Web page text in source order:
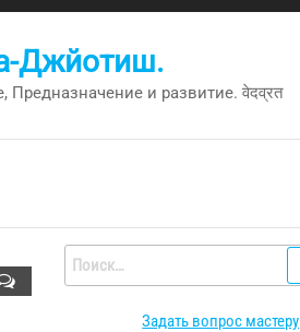
Джйотиш.
и развитие. वेदव्रत
Найти:
Задать вопрос мастеру